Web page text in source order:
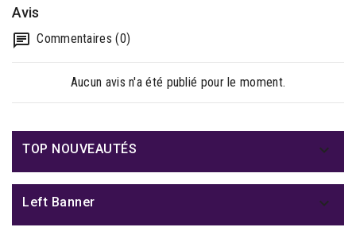
Avis
Commentaires (0)
Aucun avis n'a été publié pour le moment.
TOP NOUVEAUTÉS 
Left Banner 